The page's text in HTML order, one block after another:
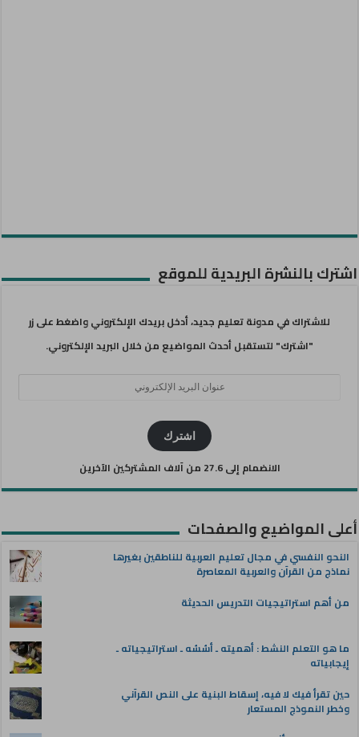
اشترك بالنشرة البريدية للموقع
للاشتراك في مدونة تعليم جديد، أدخل بريدك الإلكتروني واضغط على زر
"اشترك" لتستقبل أحدث المواضيع من خلال البريد الإلكتروني.
اشترك
الانضمام إلى 27.6 من آلاف المشتركين الآخرين
أعلى المواضيع والصفحات
النحو النفسي في مجال تعليم العربية للناطقين بغيرها
نماذج من القرآن والعربية المعاصرة
من أهم استراتيجيات التدريس الحديثة
ما هو التعلم النشط : أهميته ـ أسُسُه ـ استراتيجياته ـ
إيجابياته
حين تقرأ فيك لا فيه، إسقاط البنية على النص القرآني
وخطر النموذج المستعار